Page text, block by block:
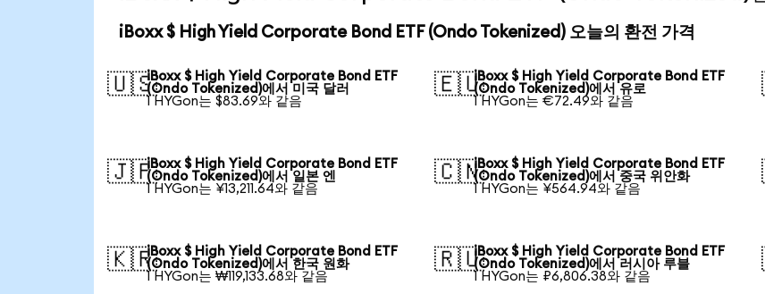
iBoxx $ High Yield Corporate Bond ETF (Ondo Tokenized) 오늘의 환전 가격
🇺🇸iBoxx $ High Yield Corporate Bond ETF
(Ondo Tokenized)에서 미국 달러
1 HYGon는 $83.69와 같음
🇪🇺iBoxx $ High Yield Corporate Bond ETF
(Ondo Tokenized)에서 유로
1 HYGon는 €72.49와 같음
🇯🇵iBoxx $ High Yield Corporate Bond ETF
(Ondo Tokenized)에서 일본 엔
1 HYGon는 ¥13,211.64와 같음
🇨🇳iBoxx $ High Yield Corporate Bond ETF
(Ondo Tokenized)에서 중국 위안화
1 HYGon는 ¥564.94와 같음
🇰🇷iBoxx $ High Yield Corporate Bond ETF
(Ondo Tokenized)에서 한국 원화
1 HYGon는 ₩119,133.68와 같음
🇷🇺iBoxx $ High Yield Corporate Bond ETF
(Ondo Tokenized)에서 러시아 루블
1 HYGon는 ₽6,806.38와 같음